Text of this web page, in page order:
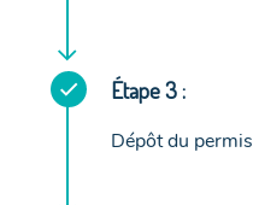
Étape 3 :
Dépôt du